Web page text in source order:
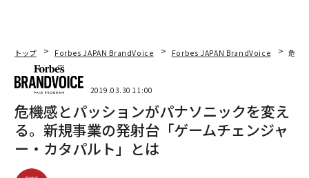
2026年9月号発売中
最新号の購入はこちらから
トップ Forbes JAPAN BrandVoice Forbes JAPAN BrandVoice 危機
2019.03.30 11:00
危機感とパッションがパナソニックを変え
る。新規事業の発射台「ゲームチェンジャ
ー・カタパルト」とは